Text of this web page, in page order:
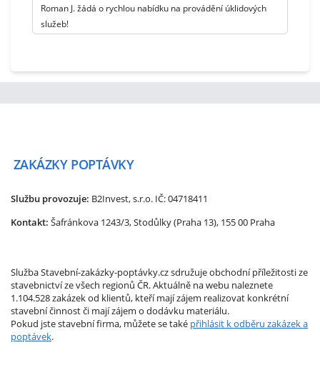
Roman J. žádá o rychlou nabídku na provádění úklidových
služeb!
ZAKÁZKY POPTÁVKY
Službu provozuje: B2Invest, s.r.o. IČ: 04718411
Kontakt: Šafránkova 1243/3, Stodůlky (Praha 13), 155 00 Praha
Služba Stavební-zakázky-poptávky.cz sdružuje obchodní příležitosti ze
stavebnictví ze všech regionů ČR. Aktuálně na webu naleznete
1.104.528 zakázek od klientů, kteří mají zájem realizovat konkrétní
stavební činnost či mají zájem o dodávku materiálu.
Pokud jste stavební firma, můžete se také přihlásit k odběru zakázek a
poptávek.